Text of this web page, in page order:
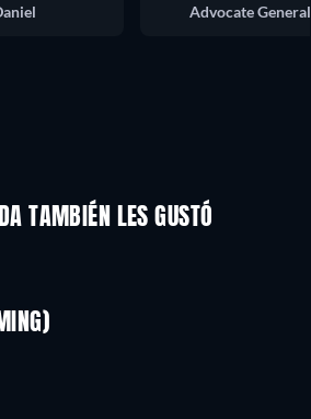
Advocate General
TAMBIÉN LES GUSTÓ